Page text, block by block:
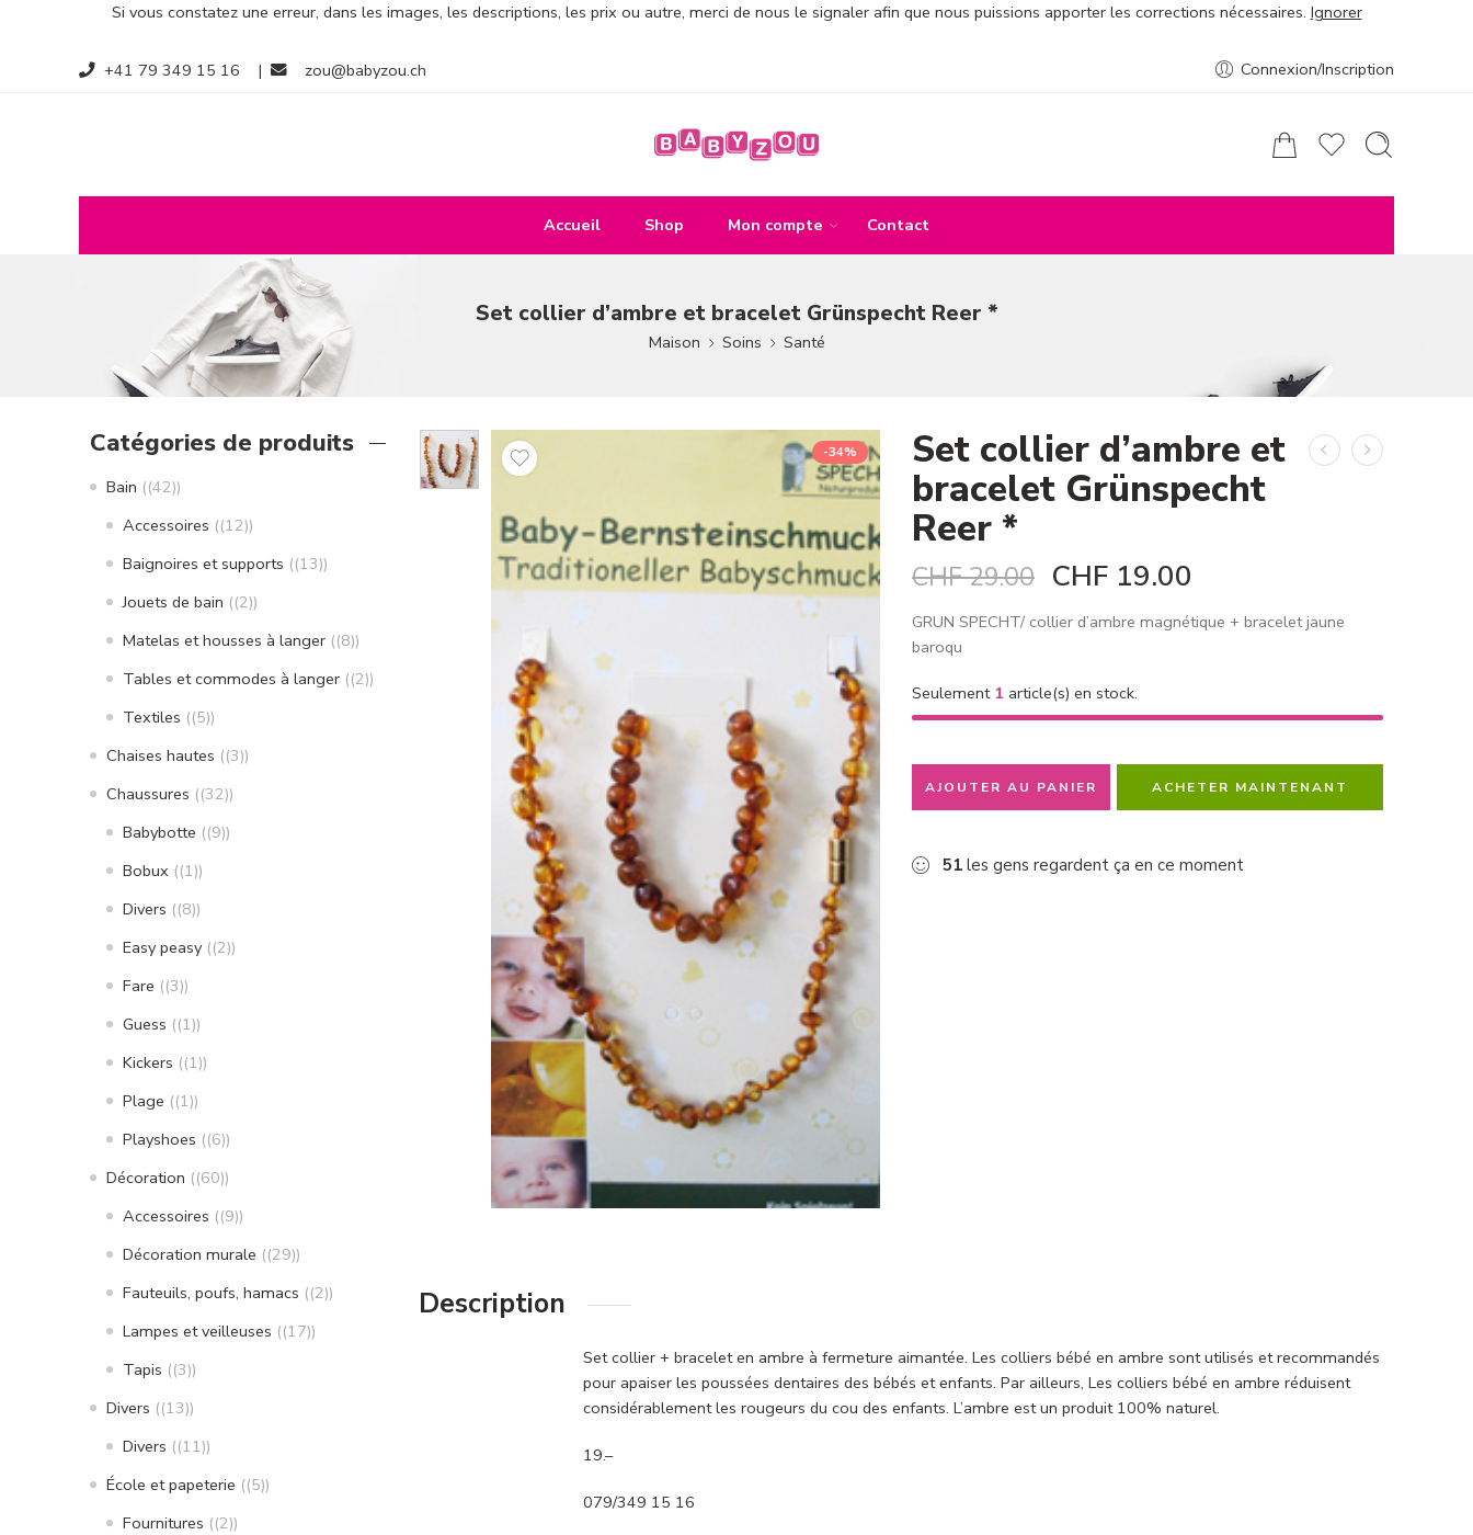
Si vous constatez une erreur, dans les images, les descriptions, les prix ou autre, merci de nous le signaler afin que nous puissions apporter les corrections nécessaires. Ignorer
+41 79 349 15 16 | zou@babyzou.ch Connexion/Inscription
Accueil Shop Mon compte Contact
Set collier d’ambre et bracelet Grünspecht Reer *
Maison Soins Santé
-34% Set collier d’ambre et
bracelet Grünspecht
Reer *
CHF29.00 CHF 19.00
GRUN SPECHT/ collier d’ambre magnétique + bracelet jaune
baroqu
Seulement 1 article(s) en stock.
AJOUTER AU PANIER ACHETER MAINTENANT
51 les gens regardent ça en ce moment
Description
Set collier + bracelet en ambre à fermeture aimantée. Les colliers bébé en ambre sont utilisés et recommandés
pour apaiser les poussées dentaires des bébés et enfants. Par ailleurs, Les colliers bébé en ambre réduisent
considérablement les rougeurs du cou des enfants. L’ambre est un produit 100% naturel.
19.–
079/349 15 16
Catégories de produits
Bain (42)
Accessoires (12)
Baignoires et supports (13)
Jouets de bain (2)
Matelas et housses à langer (8)
Tables et commodes à langer (2)
Textiles (5)
Chaises hautes (3)
Chaussures (32)
Babybotte (9)
Bobux (1)
Divers (8)
Easy peasy (2)
Fare (3)
Guess (1)
Kickers (1)
Plage (1)
Playshoes (6)
Décoration (60)
Accessoires (9)
Décoration murale (29)
Fauteuils, poufs, hamacs (2)
Lampes et veilleuses (17)
Tapis (3)
Divers (13)
Divers (11)
École et papeterie (5)
Fournitures (2)